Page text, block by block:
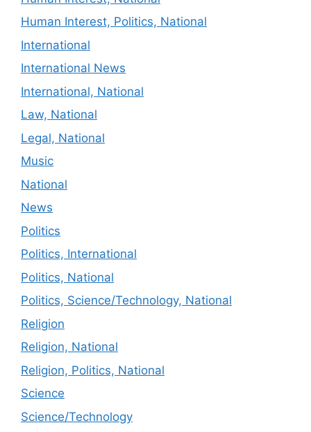
Human Interest, Politics, National
International
International News
International, National
Law, National
Legal, National
Music
National
News
Politics
Politics, International
Politics, National
Politics, Science/Technology, National
Religion
Religion, National
Religion, Politics, National
Science
Science/Technology